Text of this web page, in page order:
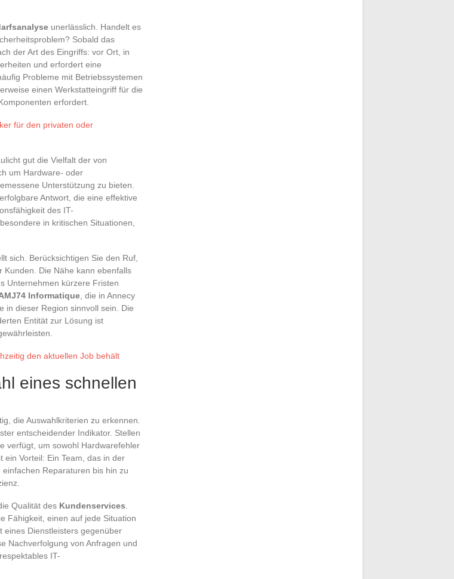
unerlässlich. Handelt es
Sobald das
der Art des Eingriffs: vor Ort, in
und erfordert eine
Probleme mit Betriebssystemen
einen Werkstatteingriff für die
erfordert.
für den privaten oder
gut die Vielfalt der von
um Hardware- oder
Unterstützung zu bieten.
Antwort, die eine effektive
des IT-
in kritischen Situationen,
sich. Berücksichtigen Sie den Ruf,
Die Nähe kann ebenfalls
Unternehmen kürzere Fristen
Informatique , die in Annecy
in dieser Region sinnvoll sein. Die
Entität zur Lösung ist
den aktuellen Job behält
eines schnellen
die Auswahlkriterien zu erkennen.
entscheidender Indikator. Stellen
verfügt, um sowohl Hardwarefehler
ein Vorteil: Ein Team, das in der
Reparaturen bis hin zu
Qualität des Kundenservices
Fähigkeit, einen auf jede Situation
eines Dienstleisters gegenüber
Nachverfolgung von Anfragen und
IT-